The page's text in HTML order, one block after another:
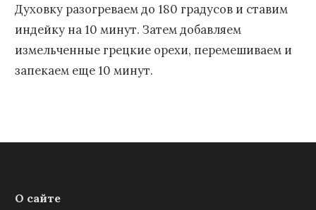
Духовку разогреваем до 180 градусов и ставим
индейку на 10 минут. Затем добавляем
измельченные грецкие орехи, перемешиваем и
запекаем еще 10 минут.
О сайте